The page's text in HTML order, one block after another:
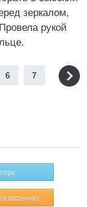
зеркалом,
рукой
6 7